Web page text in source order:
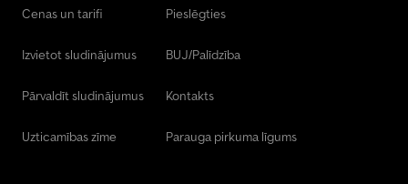
Cenas un tarifi
Izvietot sludinājumus
Pārvaldīt sludinājumus
Uzticamības zīme
Pieslēgties
BUJ/Palīdzība
Kontakts
Parauga pirkuma līgums